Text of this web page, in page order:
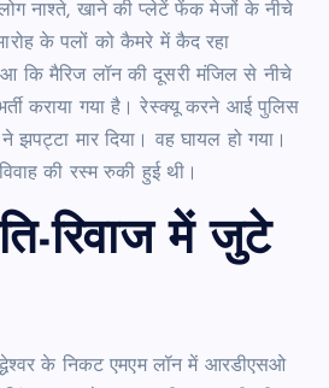
नाश्ते, खाने की प्लेटें फेंक मेजों के नीचे
के पलों को कैमरे में कैद रहा
कि मैरिज लॉन की दूसरी मंजिल से नीचे
कराया गया है। रेस्क्यू करने आई पुलिस
झपट्टा मार दिया। वह घायल हो गया।
की रस्म रुकी हुई थी।
रिवाज में जुटे
के निकट एमएम लॉन में आरडीएसओ